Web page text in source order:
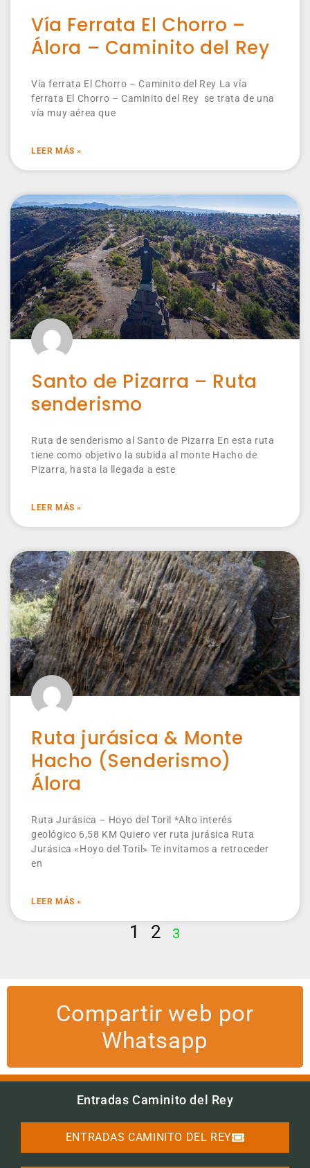
Vía Ferrata El Chorro –
Álora – Caminito del Rey
Vía ferrata El Chorro – Caminito del Rey La vía
ferrata El Chorro – Caminito del Rey se trata de una
vía muy aérea que
LEER MÁS »
Santo de Pizarra – Ruta
senderismo
Ruta de senderismo al Santo de Pizarra En esta ruta
tiene como objetivo la subida al monte Hacho de
Pizarra, hasta la llegada a este
LEER MÁS »
Ruta jurásica & Monte
Hacho (Senderismo)
Álora
Ruta Jurásica – Hoyo del Toril *Alto interés
geológico 6,58 KM Quiero ver ruta jurásica Ruta
Jurásica «Hoyo del Toril» Te invitamos a retroceder
en
LEER MÁS »
1 2 3
Compartir web por
Whatsapp
Entradas Caminito del Rey
ENTRADAS CAMINITO DEL REY